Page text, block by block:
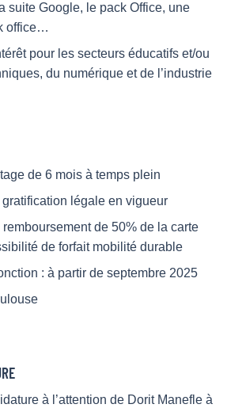
suite Google, le pack Office, une
office…
pour les secteurs éducatifs et/ou
du numérique et de l’industrie
de 6 mois à temps plein
légale en vigueur
de 50% de la carte
de forfait mobilité durable
: à partir de septembre 2025
à l’attention de Dorit Manefle à